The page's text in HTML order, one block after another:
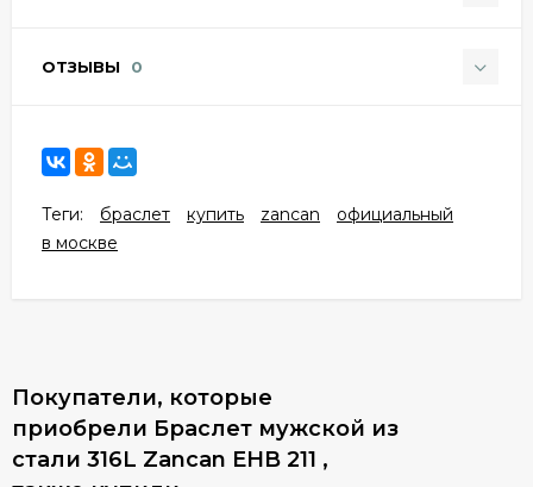
ОТЗЫВЫ 0
Теги: браслет купить zancan
официальный
в москве
Покупатели, которые
приобрели Браслет мужской из
стали 316L Zancan EHB 211 ,